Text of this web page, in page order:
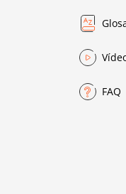
FAQ